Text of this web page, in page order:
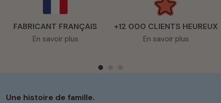
FABRICANT FRANÇAIS
En savoir plus
+12 000 CLIENTS HEUREUX
En savoir plus
Une histoire de famille.